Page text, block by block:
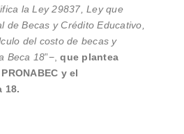
la Ley 29837, Ley que
de Becas y Crédito Educativo,
del costo de becas y
Beca 18”−,que plantea
y el
18.